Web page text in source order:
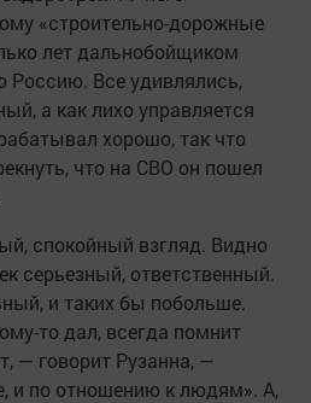
«строительно-дорожные
лет дальнобойщиком
Россию. Все удивлялись,
а как лихо управляется
хорошо, так что
что на СВО он пошел
спокойный взгляд. Видно
серьезный, ответственный.
и таких бы побольше.
то дал, всегда помнит
— говорит Рузанна, —
и по отношению к людям». А,